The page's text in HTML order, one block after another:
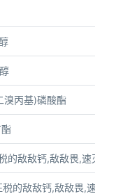
溴丙基)磷酸酯
的敌敌钙,敌敌畏,速灭磷,
的敌敌钙,敌敌畏,速灭磷